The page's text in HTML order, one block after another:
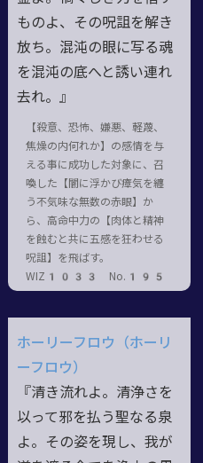
ものよ、その呪詛を解き
放ち。混沌の眼に写る魂
を混沌の底へと誘い連れ
去れ。』
【殺意、恐怖、嫌悪、軽蔑、
焦燥の内何れか】の感情を与
える事に成功した対象に、召
喚した【闇に浮かび瘴気を纏
う不気味な無数の赤眼】か
ら、高命中力の【肉体と精神
を蝕むと共に五感を狂わせる
呪詛】を飛ばす。
WIZ1033 No.195
ホーリーフロウ（ホーリ
ーフロウ）
『清き流れよ。清浄さを
以って邪を払う聖なる泉
よ。その姿を現し、我が